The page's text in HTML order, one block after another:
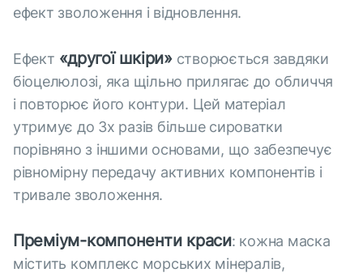
ефект зволоження і відновлення.
Ефект «другої шкіри»створюється завдяки
біоцелюлозі, яка щільно прилягає до обличчя
і повторює його контури. Цей матеріал
утримує до 3х разів більше сироватки
порівняно з іншими основами, що забезпечує
рівномірну передачу активних компонентів і
тривале зволоження.
Преміум-компоненти краси: кожна маска
містить комплекс морських мінералів,